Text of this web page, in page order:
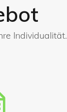
Individualität.